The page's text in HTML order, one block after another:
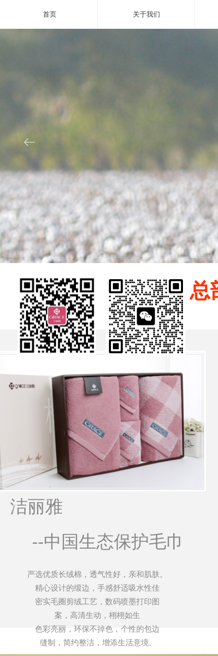
ꂃ
首页 关于我们
顶级澳洲和牛
洁丽雅
--中国生态保护毛巾
严选优质长绒棉，透气性好，亲和肌肤。
精心设计的缎边，手感舒适吸水性佳
密实毛圈剪绒工艺，数码喷墨打印图
案，高清生动，栩栩如生
色彩亮丽，环保不掉色，个性的包边
缝制，简约整洁，增添生活意境。
总